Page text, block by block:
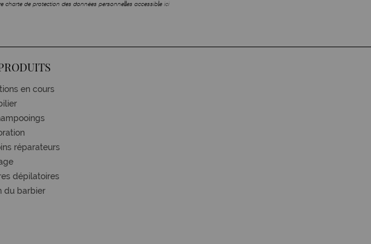
charte de protection des données personnelles accessibleici
en cours
réparateurs
dépilatoires
du barbier